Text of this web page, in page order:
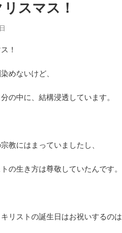
スマス！
！
めないけど、
の中に、結構浸透しています。
教にはまっていましたし、
の生き方は尊敬していたんです。
リストの誕生日はお祝いするのは